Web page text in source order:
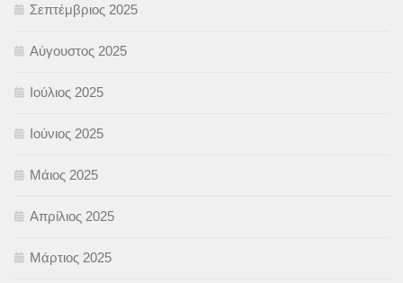
Σεπτέμβριος 2025
Αύγουστος 2025
Ιούλιος 2025
Ιούνιος 2025
Μάιος 2025
Απρίλιος 2025
Μάρτιος 2025